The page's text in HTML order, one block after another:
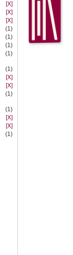
[X]
[X]
[X]
(1)
(1)
(1)
(1)
(1)
[X]
[X]
(1)
(1)
[X]
[X]
(1)